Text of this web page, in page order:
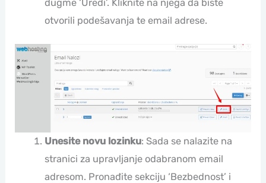
dugme ‘Uredi’. Kliknite na njega da biste
otvorili podešavanja te email adrese.
Unesite novu lozinku: Sada se nalazite na
stranici za upravljanje odabranom email
adresom. Pronađite sekciju ‘Bezbednost’ i